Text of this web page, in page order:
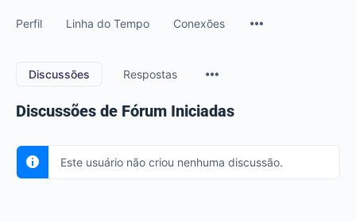
Perfil Linha do Tempo Conexões
Discussões Respostas
Discussões de Fórum Iniciadas
Este usuário não criou nenhuma discussão.